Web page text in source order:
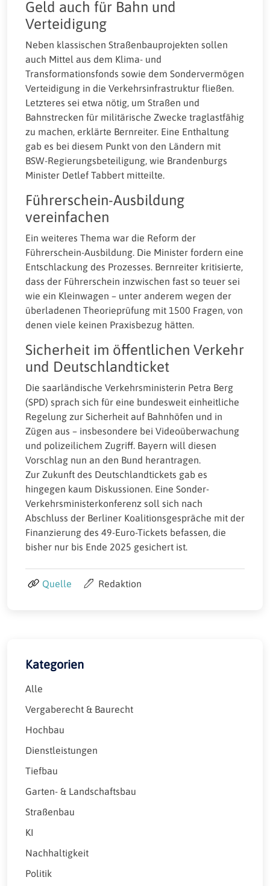
Geld auch für Bahn und
Verteidigung
Neben klassischen Straßenbauprojekten sollen
auch Mittel aus dem Klima- und
Transformationsfonds sowie dem Sondervermögen
Verteidigung in die Verkehrsinfrastruktur fließen.
Letzteres sei etwa nötig, um Straßen und
Bahnstrecken für militärische Zwecke traglastfähig
zu machen, erklärte Bernreiter. Eine Enthaltung
gab es bei diesem Punkt von den Ländern mit
BSW-Regierungsbeteiligung, wie Brandenburgs
Minister Detlef Tabbert mitteilte.
Führerschein-Ausbildung
vereinfachen
Ein weiteres Thema war die Reform der
Führerschein-Ausbildung. Die Minister fordern eine
Entschlackung des Prozesses. Bernreiter kritisierte,
dass der Führerschein inzwischen fast so teuer sei
wie ein Kleinwagen – unter anderem wegen der
überladenen Theorieprüfung mit 1500 Fragen, von
denen viele keinen Praxisbezug hätten.
Sicherheit im öffentlichen Verkehr
und Deutschlandticket
Die saarländische Verkehrsministerin Petra Berg
(SPD) sprach sich für eine bundesweit einheitliche
Regelung zur Sicherheit auf Bahnhöfen und in
Zügen aus – insbesondere bei Videoüberwachung
und polizeilichem Zugriff. Bayern will diesen
Vorschlag nun an den Bund herantragen.
Zur Zukunft des Deutschlandtickets gab es
hingegen kaum Diskussionen. Eine Sonder-
Verkehrsministerkonferenz soll sich nach
Abschluss der Berliner Koalitionsgespräche mit der
Finanzierung des 49-Euro-Tickets befassen, die
bisher nur bis Ende 2025 gesichert ist.
Quelle Redaktion
Kategorien
Alle
Vergaberecht & Baurecht
Hochbau
Dienstleistungen
Tiefbau
Garten- & Landschaftsbau
Straßenbau
KI
Nachhaltigkeit
Politik